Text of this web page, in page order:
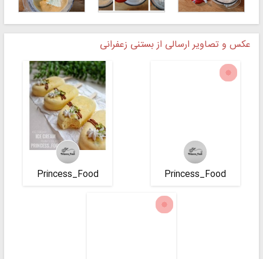
عکس و تصاویر ارسالی از بستنی زعفرانی
Princess_Food
Princess_Food